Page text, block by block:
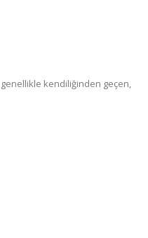
kendiliğinden geçen,